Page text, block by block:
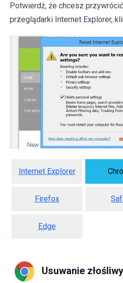
Potwierdź, że chcesz
przeglądarki Internet Explorer,
Internet Explorer
Firefox
Edge
Usuwanie